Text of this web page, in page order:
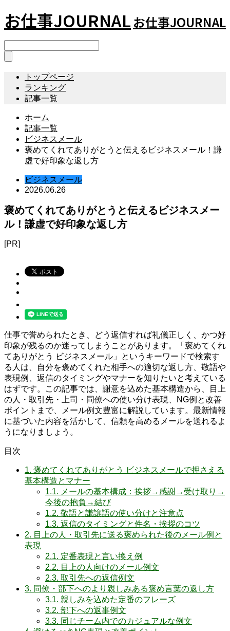
お仕事JOURNAL お仕事JOURNAL
トップページ
ランキング
記事一覧
ホーム
記事一覧
ビジネスメール
褒めてくれてありがとうと伝えるビジネスメール！謙
虚で好印象な返し方
ビジネスメール
2026.06.26
褒めてくれてありがとうと伝えるビジネスメー
ル！謙虚で好印象な返し方
[PR]
仕事で誉められたとき、どう返信すれば礼儀正しく、かつ好
印象が残るのか迷ってしまうことがあります。「褒めてくれ
てありがとう ビジネスメール」というキーワードで検索す
る人は、自分を褒めてくれた相手への適切な返し方、敬語や
表現例、返信のタイミングやマナーを知りたいと考えている
はずです。この記事では、謝意を込めた基本構造から、目上
の人・取引先・上司・同僚への使い分け表現、NG例と改善
ポイントまで、メール例文豊富に解説しています。最新情報
に基づいた内容を活かして、信頼を高めるメールを送れるよ
うになりましょう。
目次
1. 褒めてくれてありがとう ビジネスメールで押さえる
基本構造とマナー
1.1. メールの基本構成：挨拶→感謝→受け取り→
今後の抱負→結び
1.2. 敬語と謙譲語の使い分けと注意点
1.3. 返信のタイミングと件名・挨拶のコツ
2. 目上の人・取引先に送る褒められた後のメール例と
表現
2.1. 定番表現と言い換え例
2.2. 目上の人向けのメール例文
2.3. 取引先への返信例文
3. 同僚・部下へのより親しみある褒め言葉の返し方
3.1. 親しみを込めた定番のフレーズ
3.2. 部下への返事例文
3.3. 同じチーム内でのカジュアルな例文